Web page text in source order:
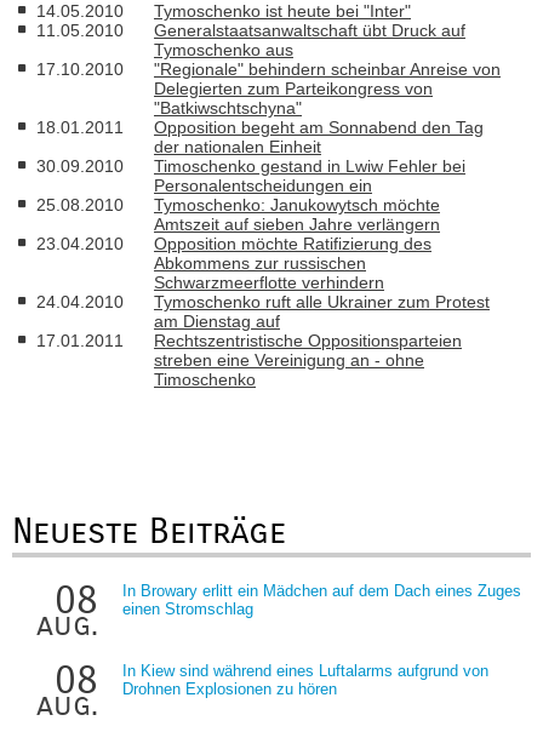
14.05.2010
Tymoschenko ist heute bei "Inter"
11.05.2010
Generalstaatsanwaltschaft übt Druck auf
Tymoschenko aus
17.10.2010
"Regionale" behindern scheinbar Anreise von
Delegierten zum Parteikongress von
"Batkiwschtschyna"
18.01.2011
Opposition begeht am Sonnabend den Tag
der nationalen Einheit
30.09.2010
Timoschenko gestand in Lwiw Fehler bei
Personalentscheidungen ein
25.08.2010
Tymoschenko: Janukowytsch möchte
Amtszeit auf sieben Jahre verlängern
23.04.2010
Opposition möchte Ratifizierung des
Abkommens zur russischen
Schwarzmeerflotte verhindern
24.04.2010
Tymoschenko ruft alle Ukrainer zum Protest
am Dienstag auf
17.01.2011
Rechtszentristische Oppositionsparteien
streben eine Vereinigung an - ohne
Timoschenko
Neueste Beiträge
08
aug.
In Browary erlitt ein Mädchen auf dem Dach eines Zuges
einen Stromschlag
08
aug.
In Kiew sind während eines Luftalarms aufgrund von
Drohnen Explosionen zu hören